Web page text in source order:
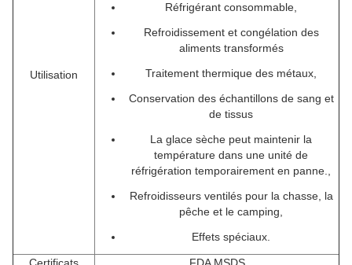
Utilisation
Réfrigérant consommable,
Refroidissement et congélation des
aliments transformés
Traitement thermique des métaux,
Conservation des échantillons de sang et
de tissus
La glace sèche peut maintenir la
température dans une unité de
réfrigération temporairement en panne.,
Refroidisseurs ventilés pour la chasse, la
pêche et le camping,
Effets spéciaux.